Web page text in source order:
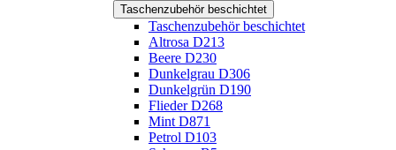
Taschenzubehör beschichtet
Taschenzubehör beschichtet
Altrosa D213
Beere D230
Dunkelgrau D306
Dunkelgrün D190
Flieder D268
Mint D871
Petrol D103